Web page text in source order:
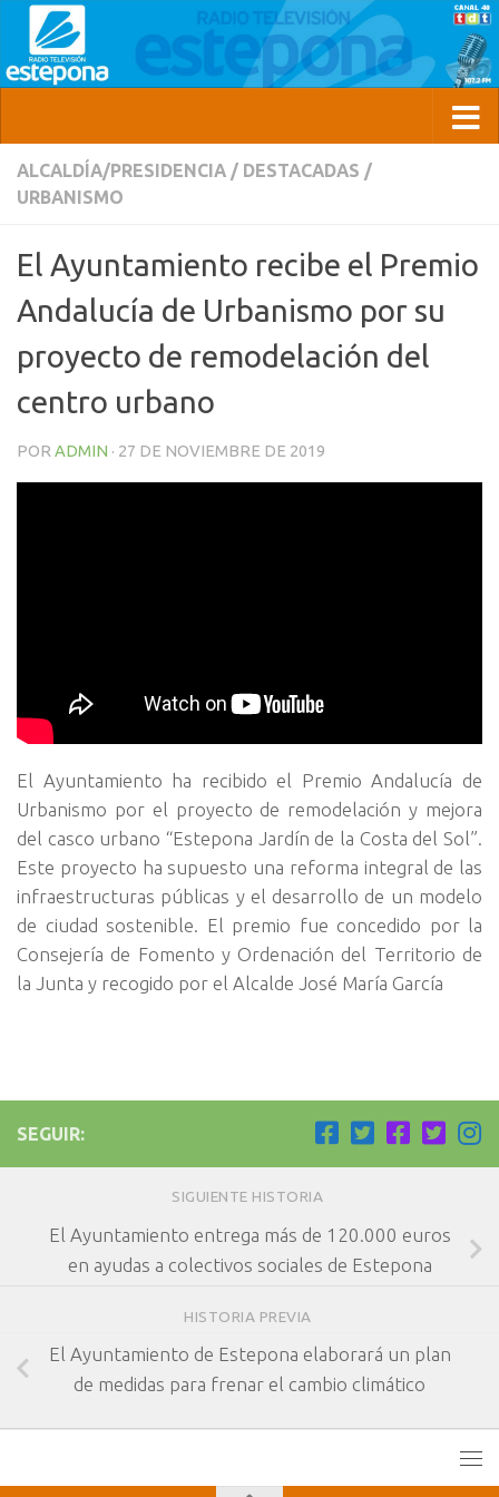
ALCALDÍA/PRESIDENCIA / DESTACADAS /
URBANISMO
El Ayuntamiento recibe el Premio
Andalucía de Urbanismo por su
proyecto de remodelación del
centro urbano
POR ADMIN · 27 DE NOVIEMBRE DE 2019
El Ayuntamiento ha recibido el Premio Andalucía de
Urbanismo por el proyecto de remodelación y mejora
del casco urbano “Estepona Jardín de la Costa del Sol”.
Este proyecto ha supuesto una reforma integral de las
infraestructuras públicas y el desarrollo de un modelo
de ciudad sostenible. El premio fue concedido por la
Consejería de Fomento y Ordenación del Territorio de
la Junta y recogido por el Alcalde José María García
SEGUIR:
SIGUIENTE HISTORIA
El Ayuntamiento entrega más de 120.000 euros
en ayudas a colectivos sociales de Estepona
HISTORIA PREVIA
El Ayuntamiento de Estepona elaborará un plan
de medidas para frenar el cambio climático